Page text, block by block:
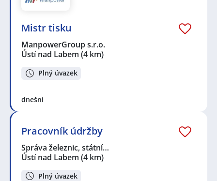
Mistr tisku
ManpowerGroup s.r.o.
Ústí nad Labem (4 km)
Plný úvazek
dnešní
Pracovník údržby
Správa železnic, státní…
Ústí nad Labem (4 km)
Plný úvazek